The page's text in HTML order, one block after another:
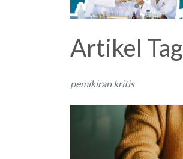
Artikel Tag
pemikiran kritis